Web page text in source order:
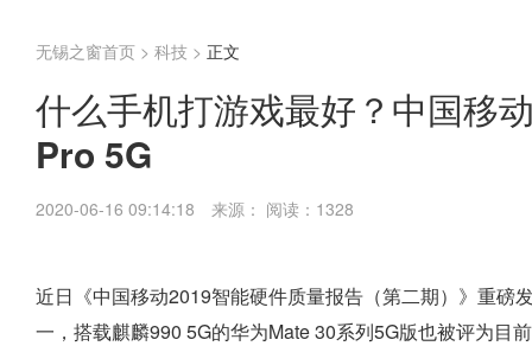
无锡之窗首页 > 科技 > 正文
什么手机打游戏最好？中国移
Pro 5G
2020-06-16 09:14:18 来源： 阅读：1328
近日《中国移动2019智能硬件质量报告（第二期）》重磅
一，搭载麒麟990 5G的华为Mate 30系列5G版也被评为目